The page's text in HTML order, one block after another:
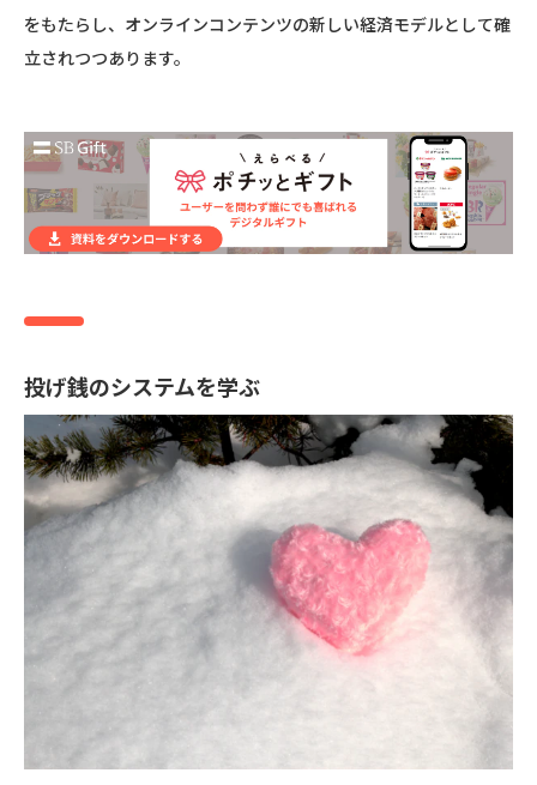
をもたらし、オンラインコンテンツの新しい経済モデルとして確
立されつつあります。
投げ銭のシステムを学ぶ